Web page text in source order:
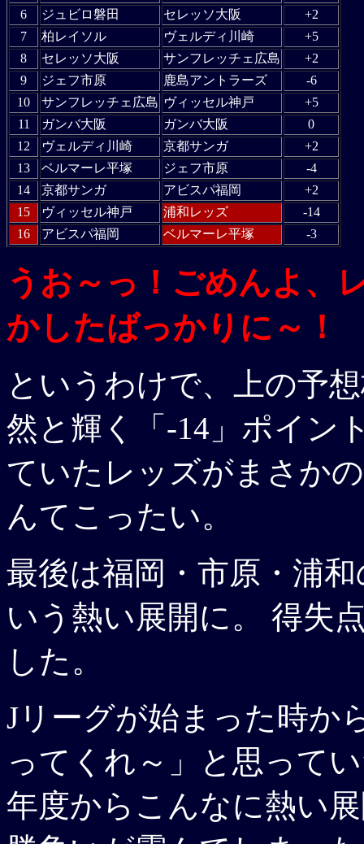
6
ジュビロ磐田 セレッソ大阪
+2
7
柏レイソル ヴェルディ川崎
+5
8
セレッソ大阪 サンフレッチェ広島
+2
9
ジェフ市原 鹿島アントラーズ
-6
10
サンフレッチェ広島 ヴィッセル神戸
+5
11
ガンバ大阪 ガンバ大阪
0
12
ヴェルディ川崎 京都サンガ
+2
13
ベルマーレ平塚 ジェフ市原
-4
14
京都サンガ アビスパ福岡
+2
15
ヴィッセル神戸 浦和レッズ
-14
16
アビスパ福岡 ベルマーレ平塚 -3
うお～っ！ごめんよ、
かしたばっかりに～！
というわけで、上の予
然と輝く「-14」ポイン
ていたレッズがまさか
んてこったい。
最後は福岡・市原・浦
いう熱い展開に。 得失
した。
Jリーグが始まった時か
ってくれ～」と思って
年度からこんなに熱い